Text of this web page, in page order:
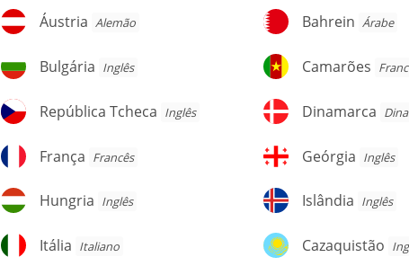
Áustria
Áustria Alemão Bahrein
Bahrein Árabe
Bulgária
Bulgária Inglês Camarões
Camarões
República
República Tcheca Inglês Dinamarca
Dinamarca
França
França Francês Geórgia
Geórgia Inglês
Hungria
Hungria Inglês Islândia
Islândia Inglês
Itália
Itália Italiano Cazaquistão
Cazaquistão